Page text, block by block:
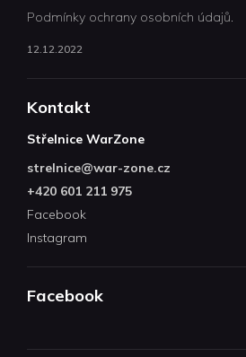
Podmínky ochrany osobních údajů.
12.12.2022
Kontakt
Střelnice WarZone
strelnice@war-zone.cz
+420 601 211 975
Facebook
Instagram
Facebook